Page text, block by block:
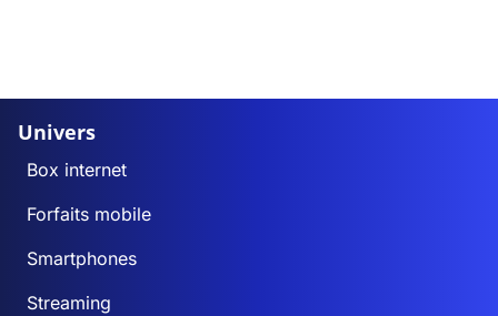
Univers
Box internet
Forfaits mobile
Smartphones
Streaming